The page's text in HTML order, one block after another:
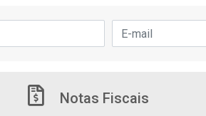
Notas Fiscais